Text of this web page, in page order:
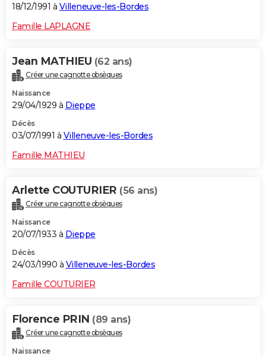
18/12/1991 à Villeneuve-les-Bordes
Famille LAPLAGNE
Jean MATHIEU (62 ans)
Créer une cagnotte obsèques
Naissance
29/04/1929 à Dieppe
Décès
03/07/1991 à Villeneuve-les-Bordes
Famille MATHIEU
Arlette COUTURIER (56 ans)
Créer une cagnotte obsèques
Naissance
20/07/1933 à Dieppe
Décès
24/03/1990 à Villeneuve-les-Bordes
Famille COUTURIER
Florence PRIN (89 ans)
Créer une cagnotte obsèques
Naissance